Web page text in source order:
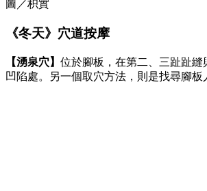
圖／枳實
《冬天》穴道按摩
【湧泉穴】 位於腳板，在第二、三趾趾縫
凹陷處。另一個取穴方法，則是找尋腳板